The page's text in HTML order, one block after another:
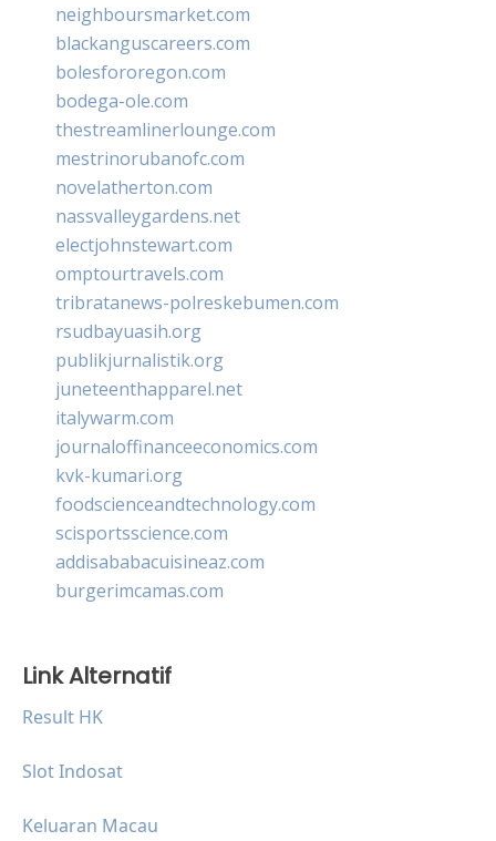
neighboursmarket.com
blackanguscareers.com
bolesfororegon.com
bodega-ole.com
thestreamlinerlounge.com
mestrinorubanofc.com
novelatherton.com
nassvalleygardens.net
electjohnstewart.com
omptourtravels.com
tribratanews-polreskebumen.com
rsudbayuasih.org
publikjurnalistik.org
juneteenthapparel.net
italywarm.com
journaloffinanceeconomics.com
kvk-kumari.org
foodscienceandtechnology.com
scisportsscience.com
addisababacuisineaz.com
burgerimcamas.com
Link Alternatif
Result HK
Slot Indosat
Keluaran Macau